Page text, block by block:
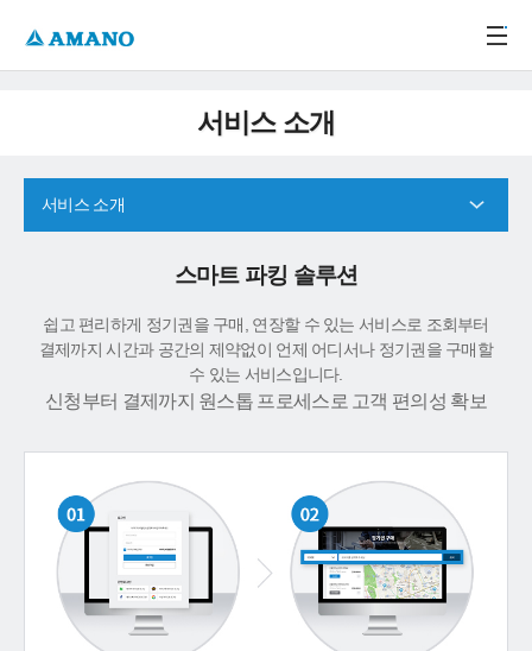
서비스 소개
서비스 소개
스마트 파킹 솔루션
쉽고 편리하게 정기권을 구매, 연장할 수 있는 서비스로 조회부터
결제까지 시간과 공간의 제약없이 언제 어디서나 정기권을 구매할
수 있는 서비스입니다.
신청부터 결제까지 원스톱 프로세스로 고객 편의성 확보